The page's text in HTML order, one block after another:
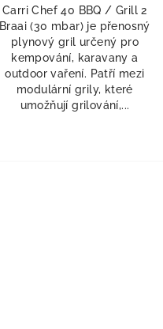
Carri Chef 40 BBQ / Grill 2
Braai (30 mbar) je přenosný
plynový gril určený pro
kempování, karavany a
outdoor vaření. Patří mezi
modulární grily, které
umožňují grilování,...